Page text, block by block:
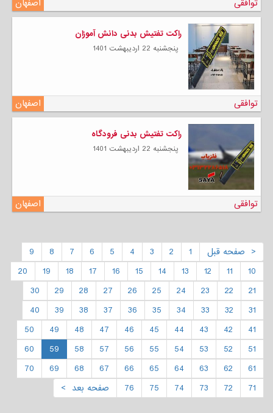
اصفهان توافقی
راکت تفتیش بدنی دانش آموزان
پنجشنبه 22 ارديبهشت 1401
اصفهان توافقی
راکت تفتیش بدنی فرودگاه
پنجشنبه 22 ارديبهشت 1401
اصفهان توافقی
< صفحه قبل 1
2
3
4
5
6
7
8
9
10
11
12
13
14
15
16
17
18
19
20
21
22
23
24
25
26
27
28
29
30
31
32
33
34
35
36
37
38
39
40
41
42
43
44
45
46
47
48
49
50
51
52
53
54
55
56
57
58
59
60
61
62
63
64
65
66
67
68
69
70
71
72
73
74
75
76 صفحه بعد >